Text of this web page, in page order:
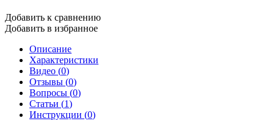
Добавить к сравнению
Добавить в избранное
Описание
Характеристики
Видео (0)
Отзывы (0)
Вопросы (0)
Статьи (1)
Инструкции (0)